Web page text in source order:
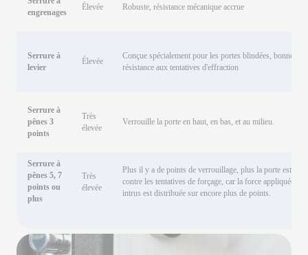
engrenages
Élevée Robuste, résistance mécanique accrue
Serrure à
levier
Élevée
Conçue spécialement pour les portes blindées, bonne
résistance aux tentatives d'effraction
Serrure à
pênes 3
points
Très
élevée
Verrouille la porte en haut, en bas, et au milieu.
Serrure à
pênes 5, 7
points ou
plus
Très
élevée
Plus il y a de points de verrouillage, plus la porte est
contre les tentatives de forçage, car la force appliquée
intrus est distribuée sur encore plus de points.